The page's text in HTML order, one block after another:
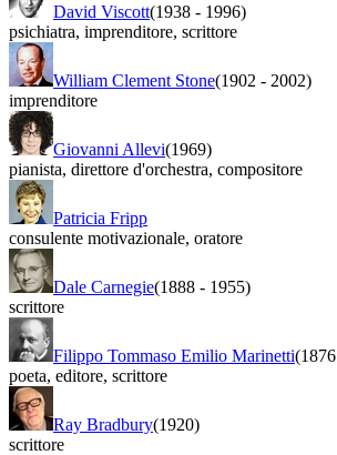
David Viscott(1938 - 1996)
psichiatra, imprenditore, scrittore
William Clement Stone(1902 - 2002)
imprenditore
Giovanni Allevi(1969)
pianista, direttore d'orchestra, compositore
Patricia Fripp
consulente motivazionale, oratore
Dale Carnegie(1888 - 1955)
scrittore
Filippo Tommaso Emilio Marinetti(1876
poeta, editore, scrittore
Ray Bradbury(1920)
scrittore